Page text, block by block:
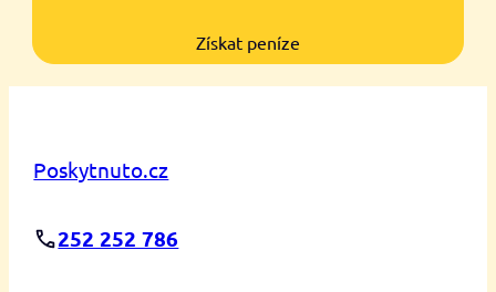
Získat peníze
Poskytnuto.cz
252 252 786